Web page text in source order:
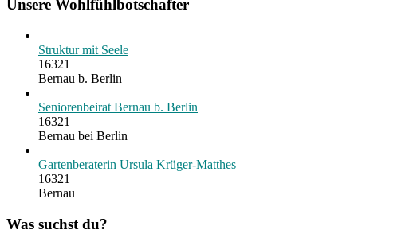
Unsere Wohlfühlbotschafter
Struktur mit Seele
16321
Bernau b. Berlin
Seniorenbeirat Bernau b. Berlin
16321
Bernau bei Berlin
Gartenberaterin Ursula Krüger-Matthes
16321
Bernau
Was suchst du?